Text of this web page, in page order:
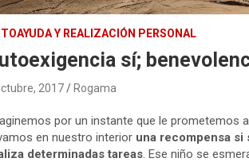
Y REALIZACIÓN PERSONAL
sí;
2017 Rogama
por un instante que le prometemos
en nuestro interior una recompensa si
determinadas tareas. Ese niño se